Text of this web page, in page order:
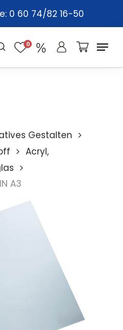
0 60 74/82 16-50
0
Gestalten
Acryl,
A3